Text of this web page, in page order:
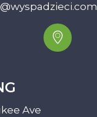
Ave